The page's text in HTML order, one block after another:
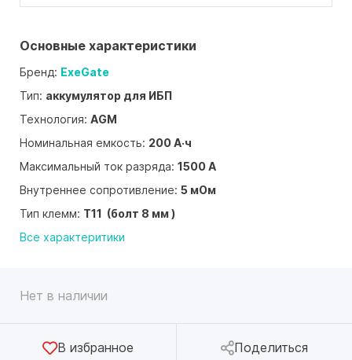
Основные характеристики
Бренд: ExeGate
Тип: аккумулятор для ИБП
Технология: AGM
Номинальная емкость: 200 А·ч
Максимальный ток разряда: 1500 А
Внутреннее сопротивление: 5 мОм
Тип клемм: T11 (болт 8 мм )
Все характеритики
Нет в наличии
В избранное Поделиться